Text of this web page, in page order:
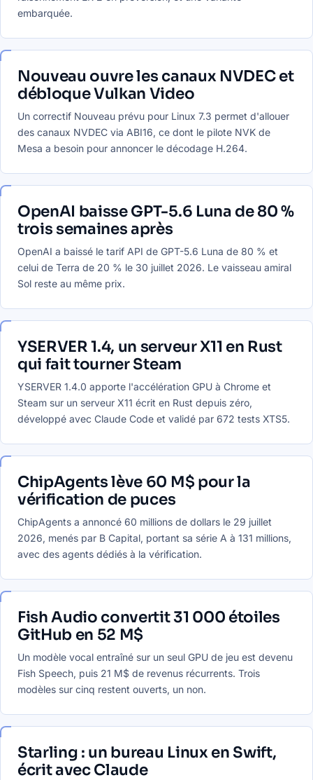
embarquée.
Nouveau ouvre les canaux NVDEC et
débloque Vulkan Video
Un correctif Nouveau prévu pour Linux 7.3 permet d'allouer
des canaux NVDEC via ABI16, ce dont le pilote NVK de
Mesa a besoin pour annoncer le décodage H.264.
OpenAI baisse GPT-5.6 Luna de 80 %
trois semaines après
OpenAI a baissé le tarif API de GPT-5.6 Luna de 80 % et
celui de Terra de 20 % le 30 juillet 2026. Le vaisseau amiral
Sol reste au même prix.
YSERVER 1.4, un serveur X11 en Rust
qui fait tourner Steam
YSERVER 1.4.0 apporte l'accélération GPU à Chrome et
Steam sur un serveur X11 écrit en Rust depuis zéro,
développé avec Claude Code et validé par 672 tests XTS5.
ChipAgents lève 60 M$ pour la
vérification de puces
ChipAgents a annoncé 60 millions de dollars le 29 juillet
2026, menés par B Capital, portant sa série A à 131 millions,
avec des agents dédiés à la vérification.
Fish Audio convertit 31 000 étoiles
GitHub en 52 M$
Un modèle vocal entraîné sur un seul GPU de jeu est devenu
Fish Speech, puis 21 M$ de revenus récurrents. Trois
modèles sur cinq restent ouverts, un non.
Starling : un bureau Linux en Swift,
écrit avec Claude